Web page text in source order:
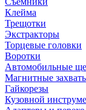
Клейма
Трещотки
Экстракторы
Торцевые головки
Воротки
Автомобильные
Магнитные
Гайкорезы
Кузовной